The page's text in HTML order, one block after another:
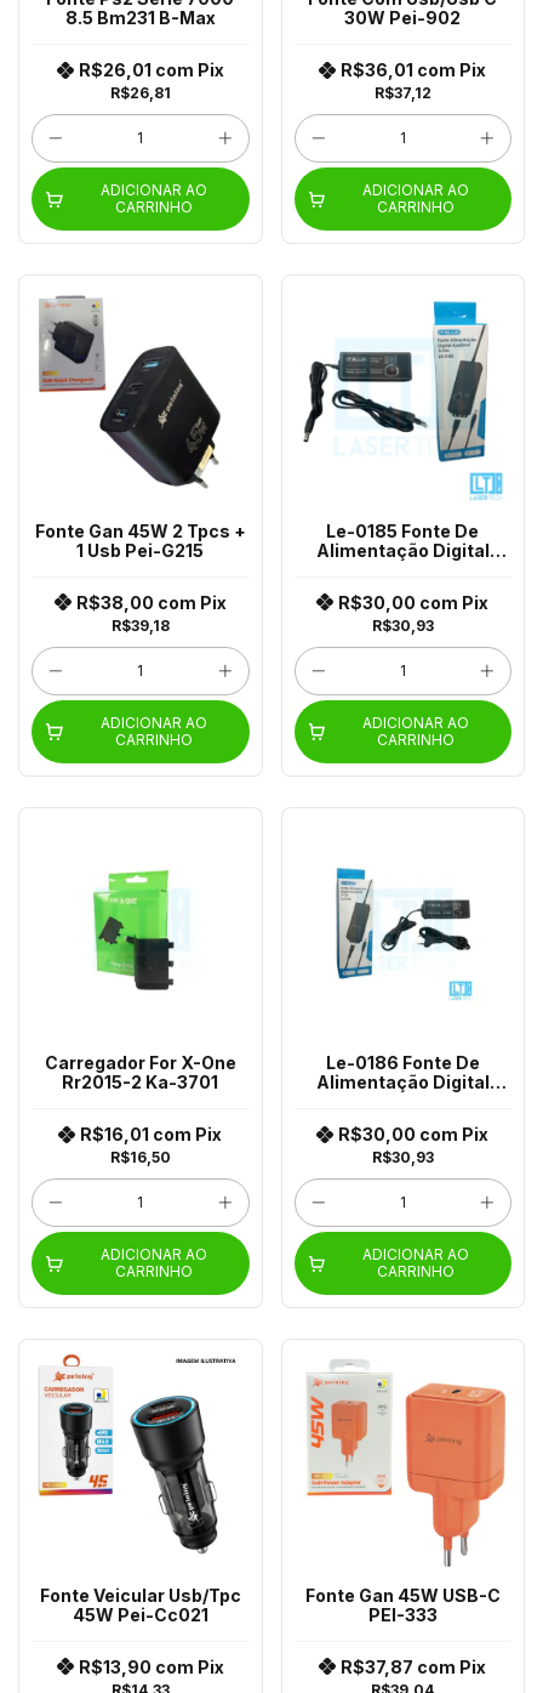
8.5 Bm231 B-Max
R$26,81
R$26,01 com Pix
ADICIONAR AO
CARRINHO
30W Pei-902
R$37,12
R$36,01 com Pix
ADICIONAR AO
CARRINHO
Fonte Gan 45W 2 Tpcs +
1 Usb Pei-G215
R$39,18
R$38,00 com Pix
ADICIONAR AO
CARRINHO
Le-0185 Fonte De
Alimentação Digital
R$30,93
R$30,00 com Pix
ADICIONAR AO
CARRINHO
Carregador For X-One
Rr2015-2 Ka-3701
R$16,50
R$16,01 com Pix
ADICIONAR AO
CARRINHO
Le-0186 Fonte De
Alimentação Digital
R$30,93
R$30,00 com Pix
ADICIONAR AO
CARRINHO
Fonte Veicular Usb/Tpc
45W Pei-Cc021
R$13,90 com Pix
Fonte Gan 45W USB-C
PEI-333
R$37,87 com Pix